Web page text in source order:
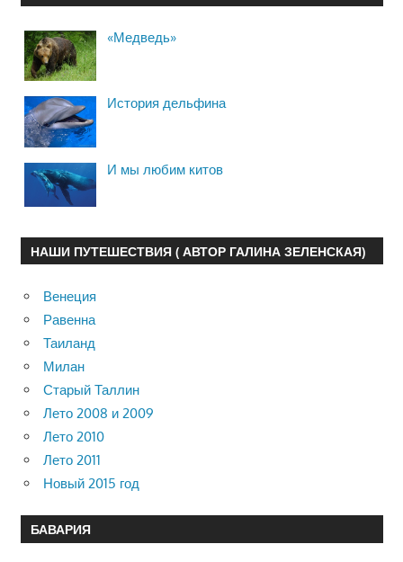
«Медведь»
История дельфина
И мы любим китов
НАШИ ПУТЕШЕСТВИЯ ( АВТОР ГАЛИНА ЗЕЛЕНСКАЯ)
Венеция
Равенна
Таиланд
Милан
Старый Таллин
Лето 2008 и 2009
Лето 2010
Лето 2011
Новый 2015 год
БАВАРИЯ